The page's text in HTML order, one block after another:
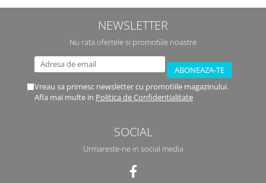
NEWSLETTER
Nu rata ofertele si promotiile noastre
Vreau sa primesc newsletter cu promotiile magazinului.
Afla mai multe in Politica de Confidentialitate
SOCIAL
Urmareste-ne in social media